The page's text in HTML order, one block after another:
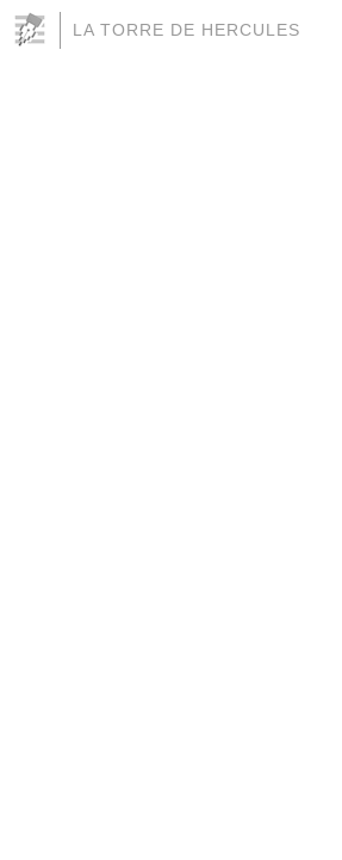
LA TORRE DE HERCULES